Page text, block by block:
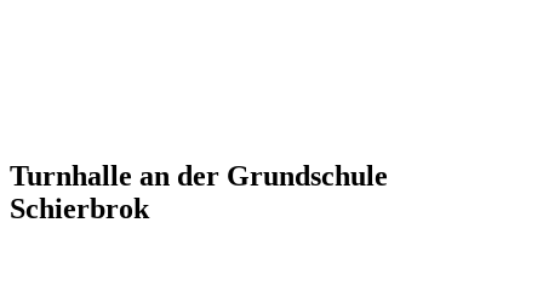
Turnhalle an der Grundschule
Schierbrok